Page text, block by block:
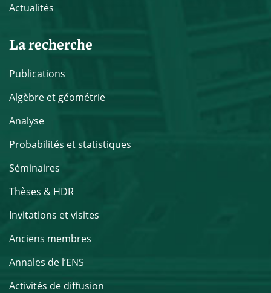
Actualités
La recherche
Publications
Algèbre et géométrie
Analyse
Probabilités et statistiques
Séminaires
Thèses & HDR
Invitations et visites
Anciens membres
Annales de l’ENS
Activités de diffusion